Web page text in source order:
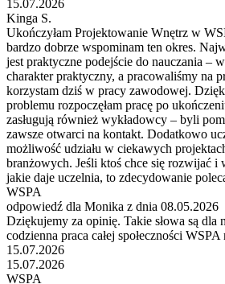
15.07.2026
Kinga S.
Ukończyłam Projektowanie Wnętrz w
bardzo dobrze wspominam ten okres.
jest praktyczne podejście do nauczania –
charakter praktyczny, a pracowaliśmy na
korzystam dziś w pracy zawodowej.
problemu rozpoczęłam pracę po
zasługują również wykładowcy – byli
zawsze otwarci na kontakt. Dodatkowo
możliwość udziału w ciekawych
branżowych. Jeśli ktoś chce się rozwijać i
jakie daje uczelnia, to zdecydowanie
WSPA
odpowiedź dla Monika z dnia 08.05.2026
Dziękujemy za opinię. Takie słowa są dla
codzienna praca całej społeczności WSPA
15.07.2026
15.07.2026
WSPA